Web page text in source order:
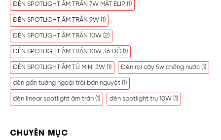
ĐÈN SPOTLIGHT ÂM TRẦN 7W MẶT ELIP (1)
ĐÈN SPOTLIGHT ÂM TRẦN 9W (1)
ĐÈN SPOTLIGHT ÂM TRẦN 10W (2)
ĐÈN SPOTLIGHT ÂM TRẦN 10W 36 ĐỘ (1)
ĐÈN SPOTLIGHT ÂM TỦ MINI 3W (1) Đèn rọi cây 5w chống nước (1)
đèn gắn tường ngoài trời bán nguyệt (1)
đèn linear spotlight âm trần (1) đèn spotlight trụ 10W (1)
CHUYÊN MỤC